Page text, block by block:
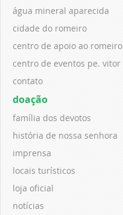
água mineral aparecida
cidade do romeiro
centro de apoio ao romeiro
centro de eventos pe. vitor
contato
doação
família dos devotos
história de nossa senhora
imprensa
locais turísticos
loja oficial
notícias